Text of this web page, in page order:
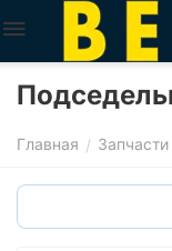
Главная / Запчасти